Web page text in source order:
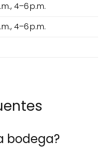
4–6 p.m.
4–6 p.m.
bodega?